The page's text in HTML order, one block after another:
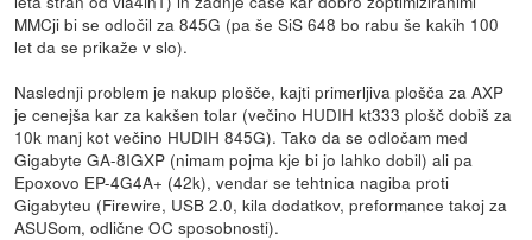
MMCji bi se odločil za 845G (pa še SiS 648 bo rabu še kakih 100
let da se prikaže v slo).
Naslednji problem je nakup plošče, kajti primerljiva plošča za AXP
je cenejša kar za kakšen tolar (večino HUDIH kt333 plošč dobiš za
10k manj kot večino HUDIH 845G). Tako da se odločam med
Gigabyte GA-8IGXP (nimam pojma kje bi jo lahko dobil) ali pa
Epoxovo EP-4G4A+ (42k), vendar se tehtnica nagiba proti
Gigabyteu (Firewire, USB 2.0, kila dodatkov, preformance takoj za
ASUSom, odlične OC sposobnosti).